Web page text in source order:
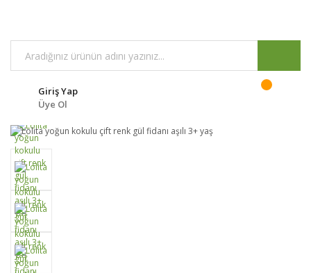
Giriş Yap
Üye Ol